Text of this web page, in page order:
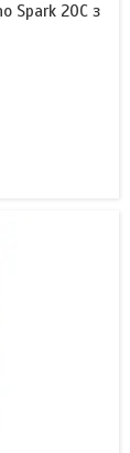
Spark 20C з